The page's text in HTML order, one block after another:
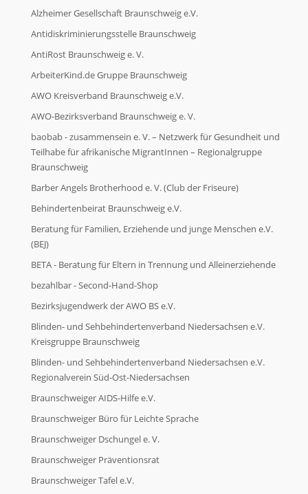
Alzheimer Gesellschaft Braunschweig e.V.
Antidiskriminierungsstelle Braunschweig
AntiRost Braunschweig e. V.
ArbeiterKind.de Gruppe Braunschweig
AWO Kreisverband Braunschweig e.V.
AWO-Bezirksverband Braunschweig e. V.
baobab - zusammensein e. V. – Netzwerk für Gesundheit und
Teilhabe für afrikanische MigrantInnen – Regionalgruppe
Braunschweig
Barber Angels Brotherhood e. V. (Club der Friseure)
Behindertenbeirat Braunschweig e.V.
Beratung für Familien, Erziehende und junge Menschen e.V.
(BEJ)
BETA - Beratung für Eltern in Trennung und Alleinerziehende
bezahlbar - Second-Hand-Shop
Bezirksjugendwerk der AWO BS e.V.
Blinden- und Sehbehindertenverband Niedersachsen e.V.
Kreisgruppe Braunschweig
Blinden- und Sehbehindertenverband Niedersachsen e.V.
Regionalverein Süd-Ost-Niedersachsen
Braunschweiger AIDS-Hilfe e.V.
Braunschweiger Büro für Leichte Sprache
Braunschweiger Dschungel e. V.
Braunschweiger Präventionsrat
Braunschweiger Tafel e.V.